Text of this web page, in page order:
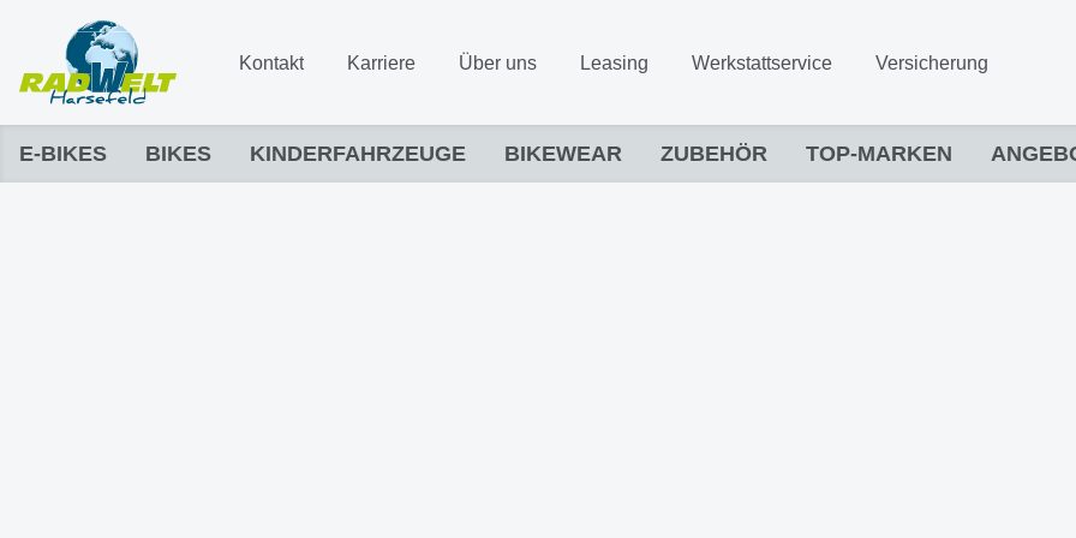
Kontakt Karriere Über uns Leasing Werkstattservice Versicherung
E-BIKES BIKES KINDERFAHRZEUGE BIKEWEAR ZUBEHÖR TOP-MARKEN